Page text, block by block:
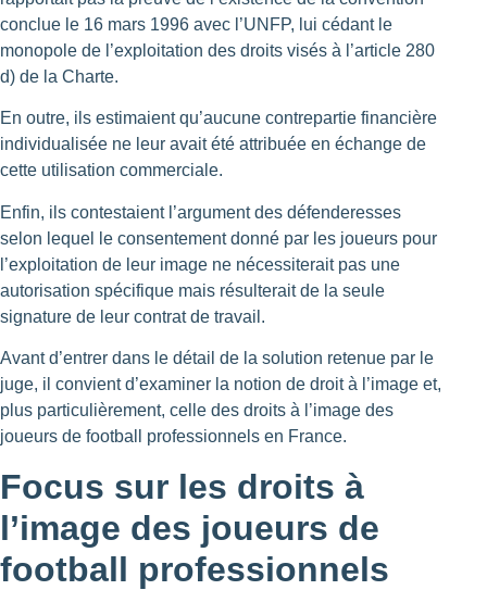
conclue le 16 mars 1996 avec l’UNFP, lui cédant le
monopole de l’exploitation des droits visés à l’article 280
d) de la Charte.
En outre, ils estimaient qu’aucune contrepartie financière
individualisée ne leur avait été attribuée en échange de
cette utilisation commerciale.
Enfin, ils contestaient l’argument des défenderesses
selon lequel le consentement donné par les joueurs pour
l’exploitation de leur image ne nécessiterait pas une
autorisation spécifique mais résulterait de la seule
signature de leur contrat de travail.
Avant d’entrer dans le détail de la solution retenue par le
juge, il convient d’examiner la notion de droit à l’image et,
plus particulièrement, celle des droits à l’image des
joueurs de football professionnels en France.
Focus sur les droits à
l’image des joueurs de
football professionnels